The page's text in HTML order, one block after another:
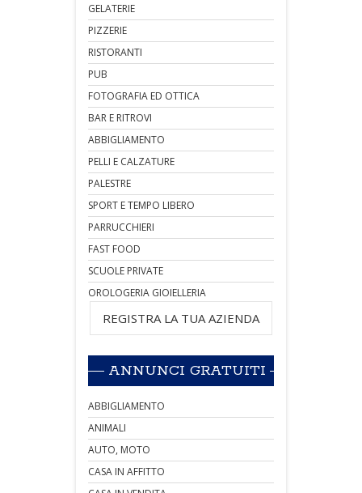
GELATERIE
PIZZERIE
RISTORANTI
PUB
FOTOGRAFIA ED OTTICA
BAR E RITROVI
ABBIGLIAMENTO
PELLI E CALZATURE
PALESTRE
SPORT E TEMPO LIBERO
PARRUCCHIERI
FAST FOOD
SCUOLE PRIVATE
OROLOGERIA GIOIELLERIA
REGISTRA LA TUA AZIENDA
ANNUNCI GRATUITI
ABBIGLIAMENTO
ANIMALI
AUTO, MOTO
CASA IN AFFITTO